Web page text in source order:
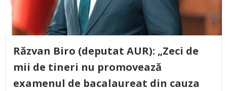
Răzvan Biro (deputat AUR): „Zeci de
mii de tineri nu promovează
examenul de bacalaureat din cauza